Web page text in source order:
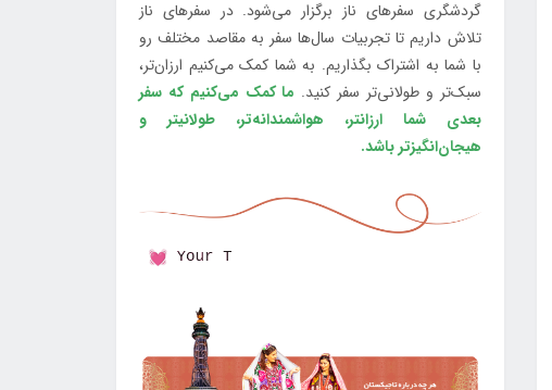
گردشگری سفرهای ناز برگزار می‌شود. در سفرهای ناز
تلاش داریم تا تجربیات سال‌ها سفر به مقاصد مختلف رو
با شما به اشتراک بگذاریم. به شما کمک می‌کنیم ارزان‌تر،
سبک‌تر و طولانی‌تر سفر کنید. ما کمک می‌کنیم که سفر
بعدی شما ارزانتر، هواشمندانه‌تر، طولانی‎تر و
هیجان‌انگیزتر باشد.